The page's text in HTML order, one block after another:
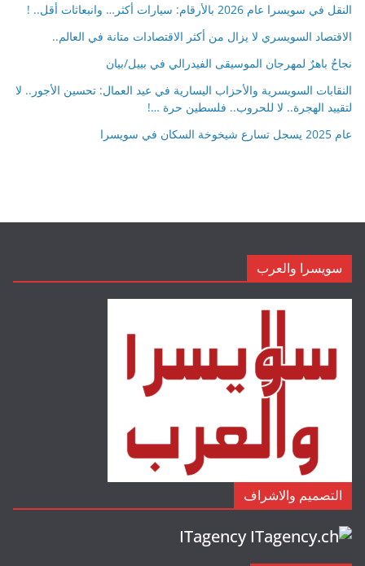
النقل في سويسرا عام 2026 بالأرقام: سيارات أكثر… وانبعاثات أقل.. !
الاقتصاد السويسري لا يزال من أكثر الاقتصادات متانة في العالم..
نجاحٌ باهرٌ لمهرجان الموسيقى الفيدرالي في بييل/بيان
النقابات السويسرية والأحزاب اليسارية في عيد العمال: تحسين الأجور.. لا
لتقييد الهجرة.. لا للحروب.. فلسطين حرة …!
عام 2025 يسجل تسارع شيخوخة السكان في سويسرا
سويسرا والعرب
التصميم والاشراف
ITagency